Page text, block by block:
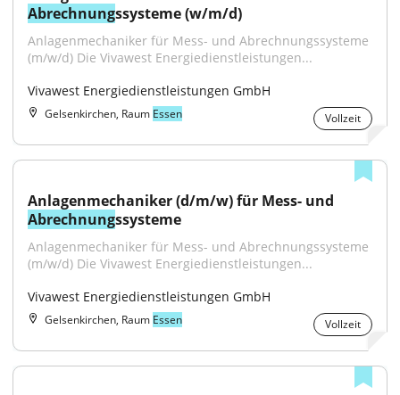
Abrechnungssysteme (w/m/d)
Anlagenmechaniker für Mess- und Abrechnungssysteme
(m/w/d) Die Vivawest Energiedienstleistungen...
Vivawest Energiedienstleistungen GmbH
Gelsenkirchen, Raum Essen Vollzeit
Abrechnungssysteme
Anlagenmechaniker für Mess- und Abrechnungssysteme
(m/w/d) Die Vivawest Energiedienstleistungen...
Vivawest Energiedienstleistungen GmbH
Gelsenkirchen, Raum Essen Vollzeit